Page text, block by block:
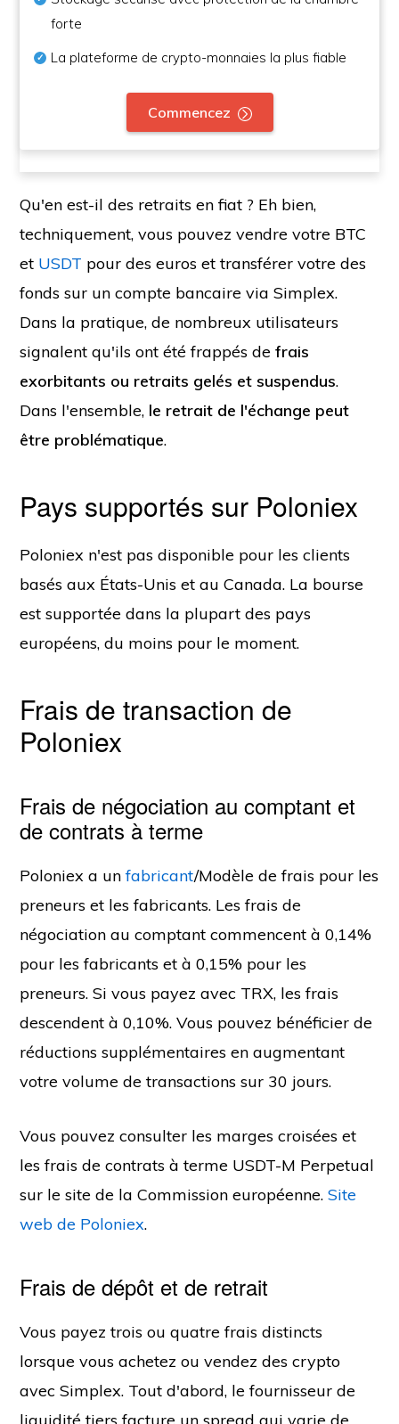
forte
La plateforme de crypto-monnaies la plus fiable
Commencez
Qu'en est-il des retraits en fiat ? Eh bien,
techniquement, vous pouvez vendre votre BTC
et USDT pour des euros et transférer votredes
fonds sur un compte bancaire via Simplex.
Dans la pratique, de nombreux utilisateurs
signalent qu'ils ont été frappés defrais
exorbitants ou retraits gelés et suspendus.
Dans l'ensemble, le retrait de l'échange peut
être problématique.
Pays supportés sur Poloniex
Poloniex n'est pas disponible pour les clients
basés aux États-Unis et au Canada. La bourse
est supportée dans la plupart des pays
européens, du moins pour le moment.
Frais de transaction de
Poloniex
Frais de négociation au comptant et
de contrats à terme
Poloniex a unfabricant/Modèle de frais pour les
preneurs et les fabricants. Les frais de
négociation au comptant commencent à 0,14%
pour les fabricants et à 0,15% pour les
preneurs. Si vous payez avec TRX, les frais
descendent à 0,10%. Vous pouvez bénéficier de
réductions supplémentaires en augmentant
votre volume de transactions sur 30 jours.
Vous pouvez consulter les marges croisées et
les frais de contrats à terme USDT-M Perpetual
sur le site de la Commission européenne.Site
web de Poloniex.
Frais de dépôt et de retrait
Vous payez trois ou quatre frais distincts
lorsque vous achetez ou vendez des crypto
avec Simplex. Tout d'abord, le fournisseur de